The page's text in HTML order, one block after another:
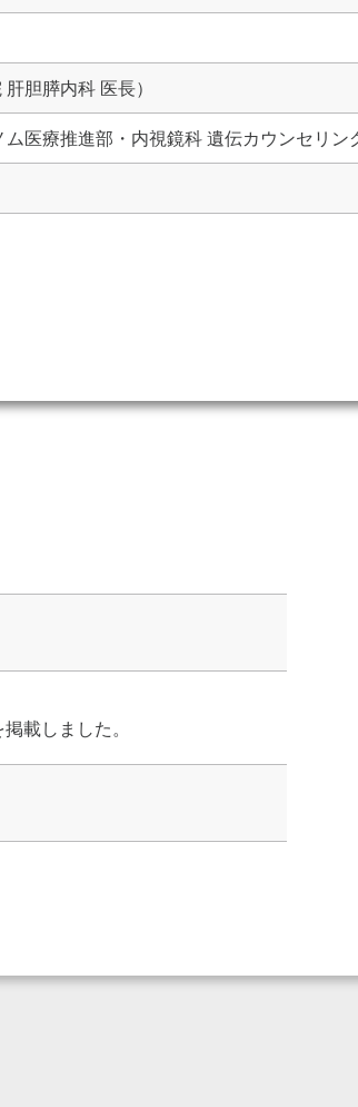
肝胆膵内科 医長）
医療推進部・内視鏡科 遺伝カウンセリン
掲載しました。